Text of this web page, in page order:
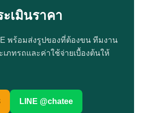
เมินราคา
พร้อมส่งรูปของที่ต้องขน ทีมงาน
ภทรถและค่าใช้จ่ายเบื้องต้นให้
LINE @chatee